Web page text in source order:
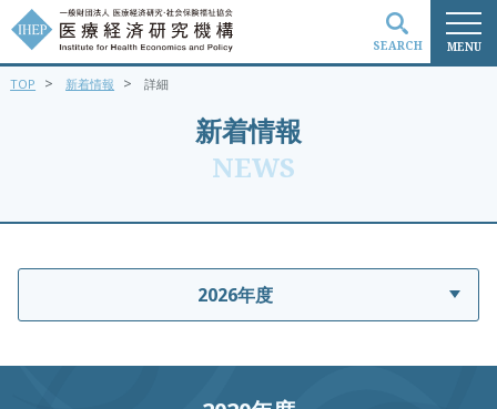
MENU
SEARCH
新着情報
NEWS
TOP > 新着情報 > 詳細
2026年度